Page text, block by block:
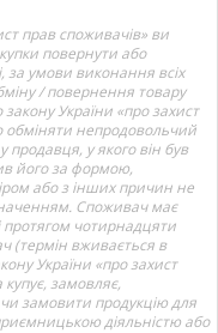
прав споживачів» ви
повернути або
за умови виконання всіх
/ повернення товару
закону України «про захист
обміняти непродовольчий
продавця, у якого він був
його за формою,
або з інших причин не
Споживач має
протягом чотирнадцяти
(термін вживається в
України «про захист
замовляє,
замовити продукцію для
діяльністю або